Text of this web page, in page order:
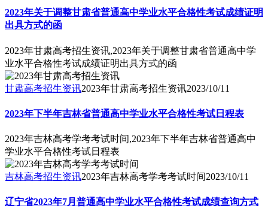
2023年关于调整甘肃省普通高中学业水平合格性考试成绩证明
出具方式的函
2023年甘肃高考招生资讯,2023年关于调整甘肃省普通高中学
业水平合格性考试成绩证明出具方式的函
甘肃高考招生资讯2023年甘肃高考招生资讯2023/10/11
2023年下半年吉林省普通高中学业水平合格性考试日程表
2023年吉林高考学考考试时间,2023年下半年吉林省普通高中
学业水平合格性考试日程表
吉林高考招生资讯2023年吉林高考学考考试时间2023/10/11
辽宁省2023年7月普通高中学业水平合格性考试成绩查询方式